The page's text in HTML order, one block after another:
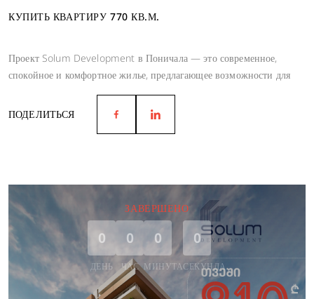
КУПИТЬ КВАРТИРУ 770 КВ.М.
Проект Solum Development в Поничала — это современное,
спокойное и комфортное жилье, предлагающее возможности для
гармоничной жизни.
ПОДЕЛИТЬСЯ
ЗАВЕРШЕНО
0
ДЕНЬ
0
ЧАС
0
МИНУТА
0
СЕКУНДА